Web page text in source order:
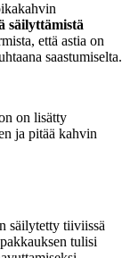
säilyttämistä
että astia on
saastumiselta.
on lisätty
ja pitää kahvin
säilytetty tiiviissä
tulisi